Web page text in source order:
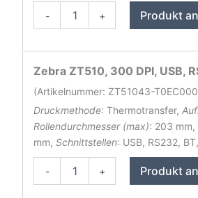
-
ZT510
Menge
+ Produkt
Zebra ZT510, 300 DPI, USB,
(Artikelnummer: ZT51043-
Druckmethode: Thermotransfer,
Rollendurchmesser (max): 203 mm,
mm, Schnittstellen: USB, RS232,
-
ZT510
+ Produkt